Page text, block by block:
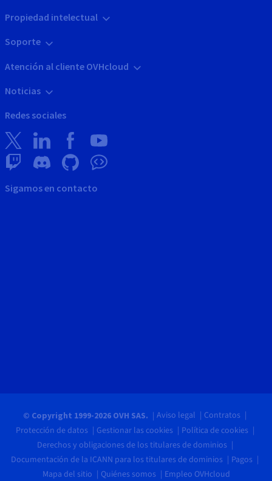
Propiedad intelectual
Soporte
Atención al cliente OVHcloud
Noticias
Redes sociales
Sigamos en contacto
© Copyright 1999-2026 OVH SAS. Aviso legal
Contratos
Protección de datos
Gestionar las cookies
Política de cookies
Derechos y obligaciones de los titulares de dominios
Documentación de la ICANN para los titulares de dominios
Pagos
Mapa del sitio
Quiénes somos Empleo OVHcloud